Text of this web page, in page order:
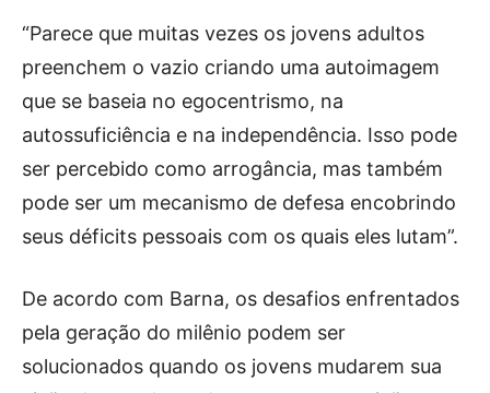
“Parece que muitas vezes os jovens adultos
preenchem o vazio criando uma autoimagem
que se baseia no egocentrismo, na
autossuficiência e na independência. Isso pode
ser percebido como arrogância, mas também
pode ser um mecanismo de defesa encobrindo
seus déficits pessoais com os quais eles lutam”.
De acordo com Barna, os desafios enfrentados
pela geração do milênio podem ser
solucionados quando os jovens mudarem sua